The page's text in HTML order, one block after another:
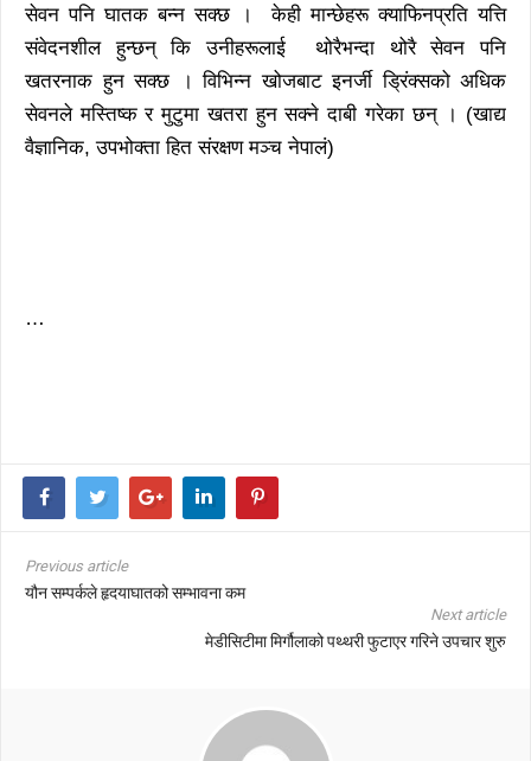
सेवन पनि घातक बन्न सक्छ । केही मान्छेहरू क्याफिनप्रति यत्ति
संवेदनशील हुन्छन् कि उनीहरूलाई थोरैभन्दा थोरै सेवन पनि
खतरनाक हुन सक्छ । विभिन्न खोजबाट इनर्जी ड्रिंक्सको अधिक
सेवनले मस्तिष्क र मुटुमा खतरा हुन सक्ने दाबी गरेका छन् । (खाद्य
वैज्ञानिक, उपभोक्ता हित संरक्षण मञ्च नेपालं)
…
Previous article
यौन सम्पर्कले हृदयाघातको सम्भावना कम
Next article
मेडीसिटीमा मिर्गौलाको पथ्थरी फुटाएर गरिने उपचार शुरु